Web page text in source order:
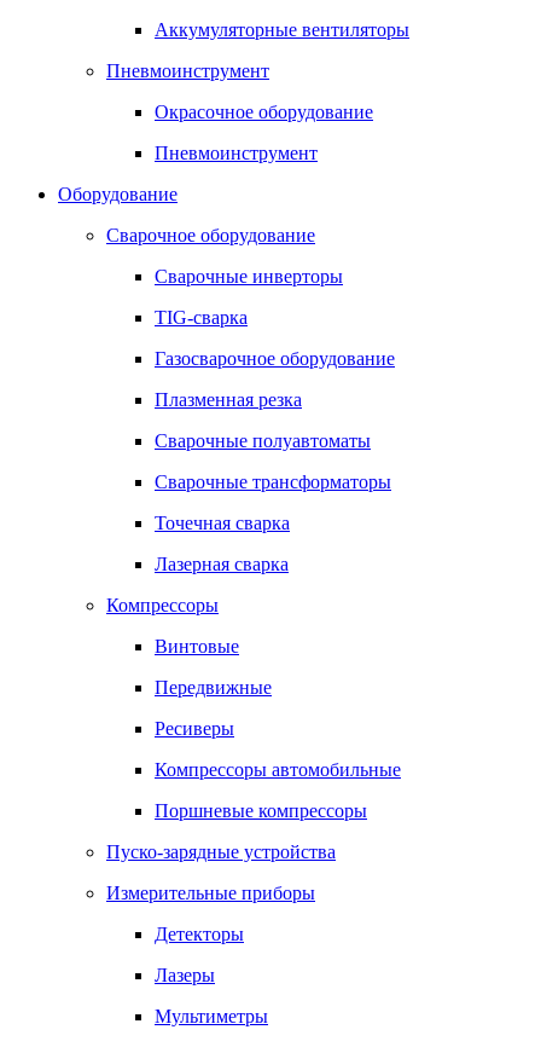
Аккумуляторные вентиляторы
Пневмоинструмент
Окрасочное оборудование
Пневмоинструмент
Оборудование
Сварочное оборудование
Сварочные инверторы
TIG-сварка
Газосварочное оборудование
Плазменная резка
Сварочные полуавтоматы
Сварочные трансформаторы
Точечная сварка
Лазерная сварка
Компрессоры
Винтовые
Передвижные
Ресиверы
Компрессоры автомобильные
Поршневые компрессоры
Пуско-зарядные устройства
Измерительные приборы
Детекторы
Лазеры
Мультиметры